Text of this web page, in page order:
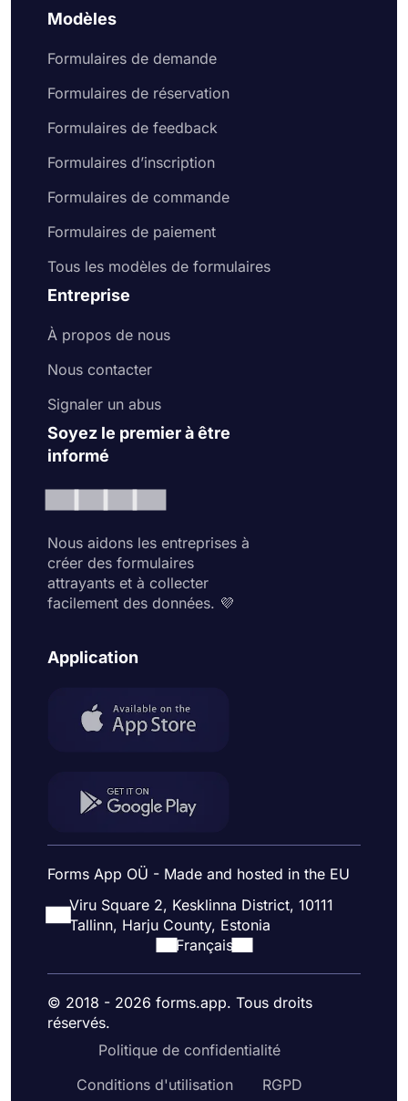
Modèles
Formulaires de demande
Formulaires de réservation
Formulaires de feedback
Formulaires d’inscription
Formulaires de commande
Formulaires de paiement
Tous les modèles de formulaires
Entreprise
À propos de nous
Nous contacter
Signaler un abus
Soyez le premier à être
informé
Nous aidons les entreprises à
créer des formulaires
attrayants et à collecter
facilement des données. 💜
Application
Forms App OÜ - Made and hosted in the EU
Viru Square 2, Kesklinna District, 10111
Tallinn, Harju County, Estonia
Français
© 2018 - 2026 forms.app. Tous droits
réservés.
Politique de confidentialité
Conditions d'utilisation
RGPD